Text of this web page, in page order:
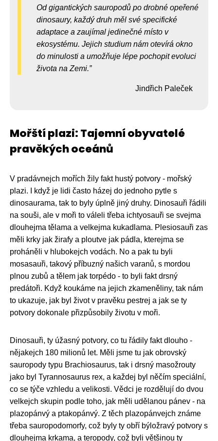
Od gigantických sauropodů po drobné opeřené
dinosaury, každý druh měl své specifické
adaptace a zaujímal jedinečné místo v
ekosystému. Jejich studium nám otevírá okno
do minulosti a umožňuje lépe pochopit evoluci
života na Zemi.
Jindřich Paleček
Mořští plazi: Tajemní obyvatelé
pravěkých oceánů
V pradávnejch mořích žily fakt hustý potvory - mořský
plazi. I když je lidi často házej do jednoho pytle s
dinosaurama, tak to byly úplně jiný druhy. Dinosauři řádili
na souši, ale v moři to váleli třeba ichtyosauři se svejma
dlouhejma tělama a velkejma kukadlama. Plesiosauři zas
měli krky jak žirafy a ploutve jak pádla, kterejma se
proháněli v hlubokejch vodách. No a pak tu byli
mosasauři, takový příbuzný našich varanů, s mordou
plnou zubů a tělem jak torpédo - to byli fakt drsný
predátoři. Když koukáme na jejich zkameněliny, tak nám
to ukazuje, jak byl život v pravěku pestrej a jak se ty
potvory dokonale přizpůsobily životu v moři.
Dinosauři, ty úžasný potvory, co tu řádily fakt dlouho -
nějakejch 180 milionů let. Měli jsme tu jak obrovský
sauropody typu Brachiosaurus, tak i drsný masožrouty
jako byl Tyrannosaurus rex, a každej byl něčím speciální,
co se týče vzhledu a velikosti. Vědci je rozdělují do dvou
velkejch skupin podle toho, jak měli udělanou pánev - na
plazopánvý a ptakopánvý. Z těch plazopánvejch známe
třeba sauropodomorfy, což byly ty obří býložravý potvory s
dlouhejma krkama, a teropody, což byli většinou ty